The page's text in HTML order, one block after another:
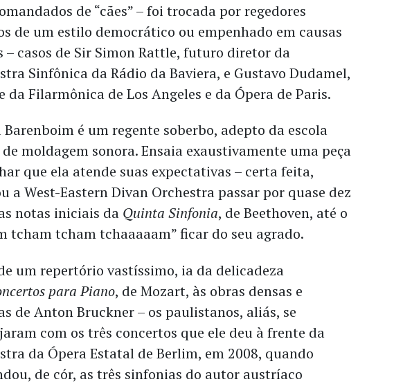
de “cães” – foi trocada por regedores
de um estilo democrático ou empenhado em causas
– casos de Sir Simon Rattle, futuro diretor da
Sinfônica da Rádio da Baviera, e Gustavo Dudamel,
da Filarmônica de Los Angeles e da Ópera de Paris.
Barenboim é um regente soberbo, adepto da escola
moldagem sonora. Ensaia exaustivamente uma peça
que ela atende suas expectativas – certa feita,
a West-Eastern Divan Orchestra passar por quase dez
notas iniciais da Quinta Sinfonia, de Beethoven, até o
tcham tcham tchaaaaam” ficar do seu agrado.
um repertório vastíssimo, ia da delicadeza
para Piano, de Mozart, às obras densas e
de Anton Bruckner – os paulistanos, aliás, se
com os três concertos que ele deu à frente da
da Ópera Estatal de Berlim, em 2008, quando
de cór, as três sinfonias do autor austríaco